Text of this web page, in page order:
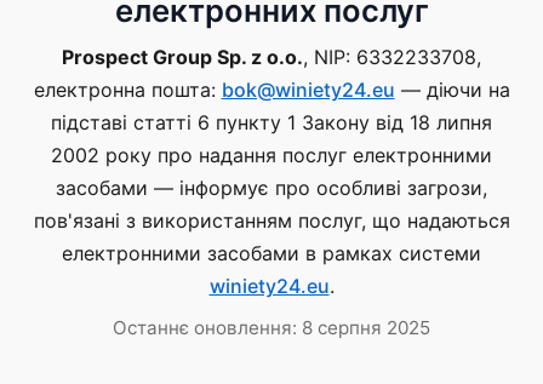
електронних послуг
Prospect Group Sp. z o.o., NIP: 6332233708,
електронна пошта: bok@winiety24.eu — діючи на
підставі статті 6 пункту 1 Закону від 18 липня
2002 року про надання послуг електронними
засобами — інформує про особливі загрози,
пов'язані з використанням послуг, що надаються
електронними засобами в рамках системи
winiety24.eu.
Останнє оновлення: 8 серпня 2025